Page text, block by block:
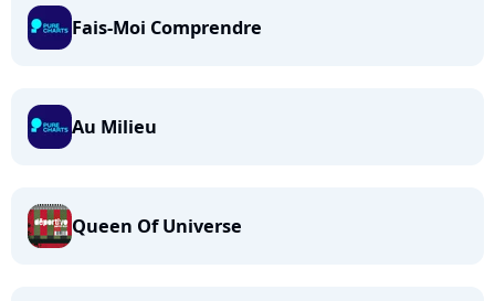
Fais-Moi Comprendre
Au Milieu
Queen Of Universe